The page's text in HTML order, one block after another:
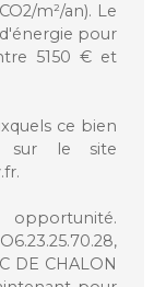
m²/an). Le
pour
5150 € et
ce bien
sur le site
DE CHALON